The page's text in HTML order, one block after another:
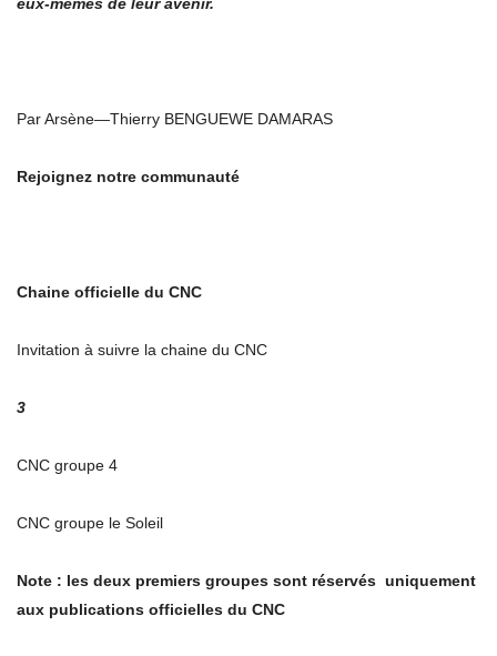
Par Arsène—Thierry BENGUEWE DAMARAS
Rejoignez notre communauté
Chaine officielle du CNC
Invitation à suivre la chaine du CNC
3
CNC groupe 4
CNC groupe le Soleil
Note : les deux premiers groupes sont réservés uniquement
aux publications officielles du CNC